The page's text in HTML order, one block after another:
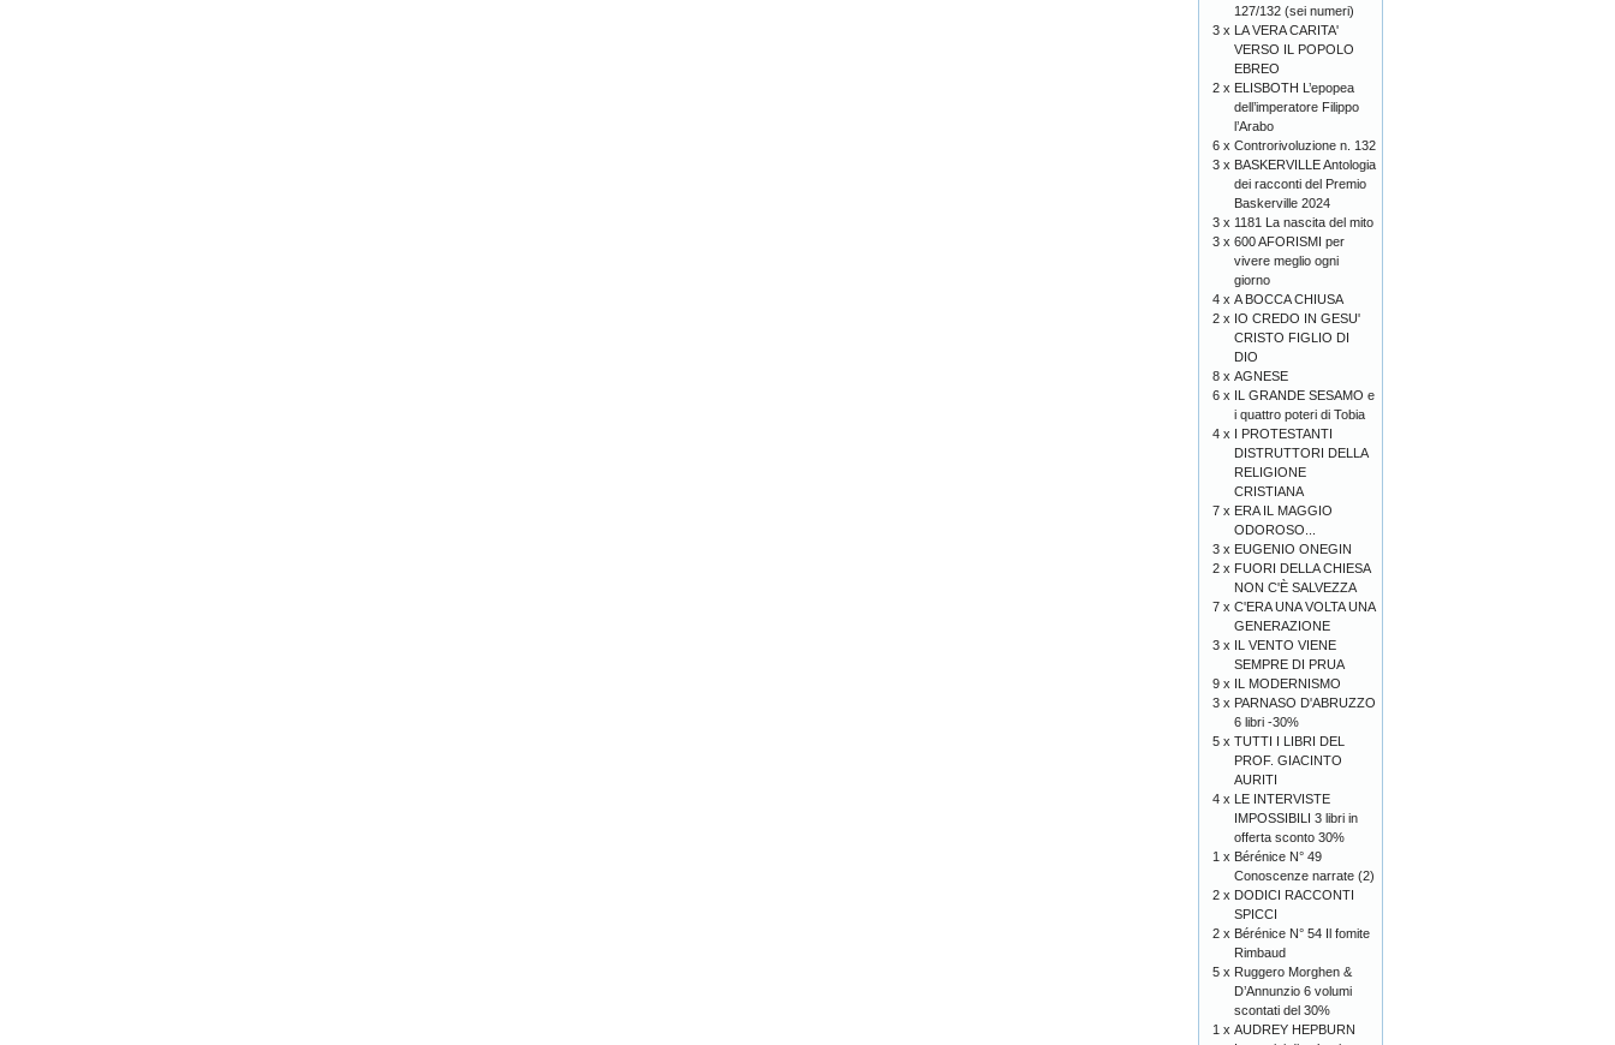
127/132 (sei numeri)
3 x LA VERA CARITA'
VERSO IL POPOLO
EBREO
2 x ELISBOTH L’epopea
dell’imperatore Filippo
l’Arabo
6 x Controrivoluzione n. 132
3 x BASKERVILLE Antologia
dei racconti del Premio
Baskerville 2024
3 x 1181 La nascita del mito
3 x 600 AFORISMI per
vivere meglio ogni
giorno
4 x A BOCCA CHIUSA
2 x IO CREDO IN GESU'
CRISTO FIGLIO DI
DIO
8 x AGNESE
6 x IL GRANDE SESAMO e
i quattro poteri di Tobia
4 x I PROTESTANTI
DISTRUTTORI DELLA
RELIGIONE
CRISTIANA
7 x ERA IL MAGGIO
ODOROSO...
3 x EUGENIO ONEGIN
2 x FUORI DELLA CHIESA
NON C'È SALVEZZA
7 x C'ERA UNA VOLTA UNA
GENERAZIONE
3 x IL VENTO VIENE
SEMPRE DI PRUA
9 x IL MODERNISMO
3 x PARNASO D'ABRUZZO
6 libri -30%
5 x TUTTI I LIBRI DEL
PROF. GIACINTO
AURITI
4 x LE INTERVISTE
IMPOSSIBILI 3 libri in
offerta sconto 30%
1 x Bérénice N° 49
Conoscenze narrate (2)
2 x DODICI RACCONTI
SPICCI
2 x Bérénice N° 54 Il fomite
Rimbaud
5 x Ruggero Morghen &
D’Annunzio 6 volumi
scontati del 30%
1 x AUDREY HEPBURN